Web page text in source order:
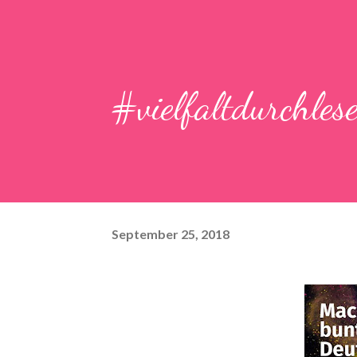
September 25, 2018